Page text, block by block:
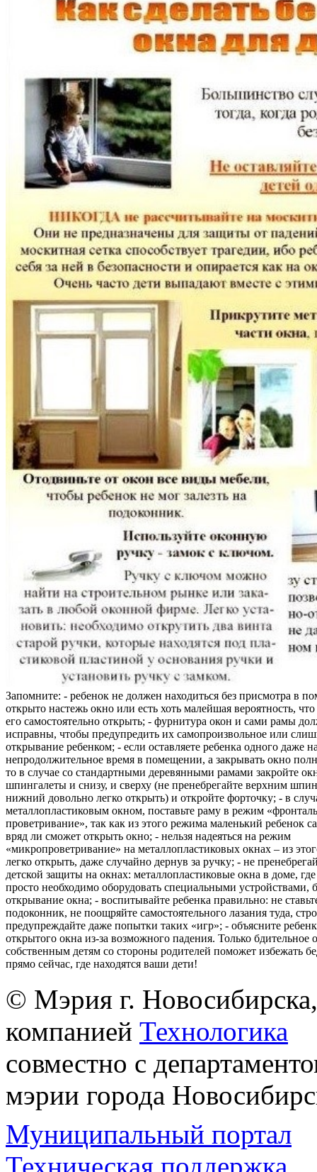
Запомните: - ребенок не должен находиться без присмотра в
открыто настежь окно или есть хоть малейшая вероятность,
его самостоятельно открыть; - фурнитура окон и сами рамы
исправны, чтобы предупредить их самопроизвольное или
открывание ребенком; - если оставляете ребенка одного даже
непродолжительное время в помещении, а закрывать окно
то в случае со стандартными деревянными рамами закройте
шпингалеты и снизу, и сверху (не пренебрегайте верхним
нижний довольно легко открыть) и откройте форточку; - в
металлопластиковым окном, поставьте раму в режим
проветривание», так как из этого режима маленький ребенок
вряд ли сможет открыть окно; - нельзя надеяться на режим
«микропроветривание» на металлопластиковых окнах – из
легко открыть, даже случайно дернув за ручку; - не
детской защиты на окнах: металлопластиковые окна в доме, где
просто необходимо оборудовать специальными
открывание окна; - воспитывайте ребенка правильно: не
подоконник, не поощряйте самостоятельного лазания туда,
предупреждайте даже попытки таких «игр»; - объясните
открытого окна из-за возможного падения. Только бдительное
собственным детям со стороны родителей поможет избежать
прямо сейчас, где находятся ваши дети!
© Мэрия г.
компанией Технологика
совместно с
мэрии города
Муниципальный портал